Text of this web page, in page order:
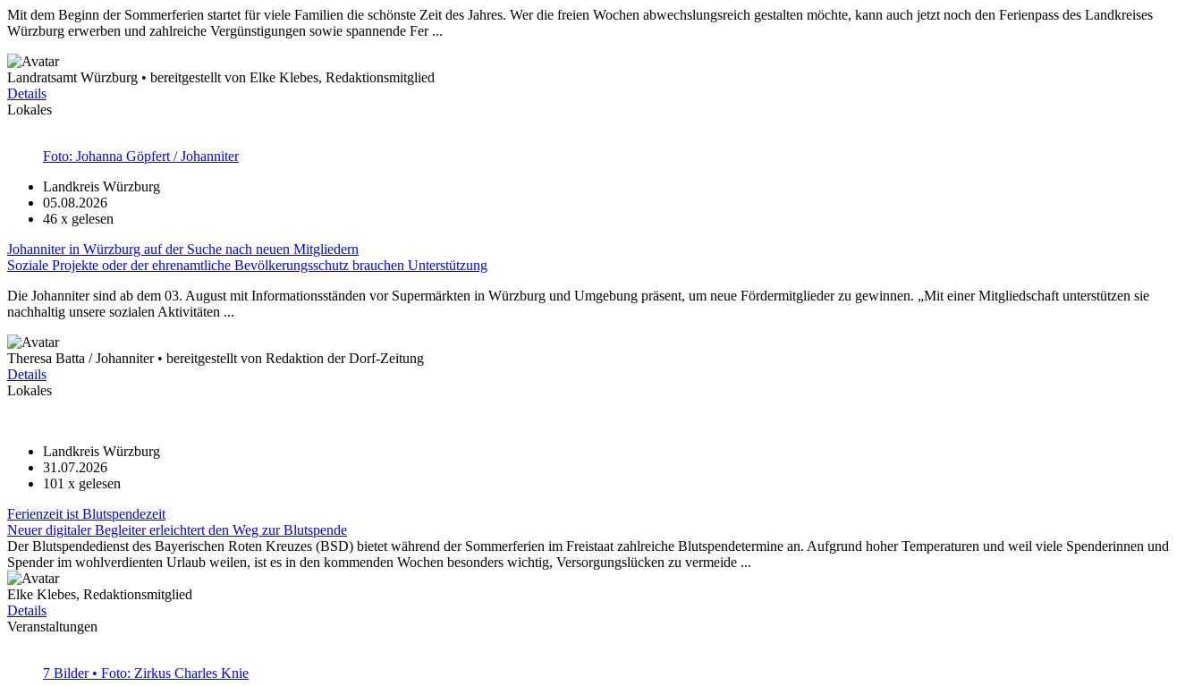
Mit dem Beginn der Sommerferien startet für viele Familien die schönste Zeit des Jahres. Wer die freien Wochen abwechslungsreich gestalten möchte, kann auch jetzt noch den Ferienpass des Landkreises
Würzburg erwerben und zahlreiche Vergünstigungen sowie spannende Fer ...
Landratsamt Würzburg • bereitgestellt von Elke Klebes, Redaktionsmitglied
Details
Lokales
Foto: Johanna Göpfert / Johanniter
Landkreis Würzburg
05.08.2026
46 x gelesen
Johanniter in Würzburg auf der Suche nach neuen Mitgliedern
Soziale Projekte oder der ehrenamtliche Bevölkerungsschutz brauchen Unterstützung
Die Johanniter sind ab dem 03. August mit Informationsständen vor Supermärkten in Würzburg und Umgebung präsent, um neue Fördermitglieder zu gewinnen. „Mit einer Mitgliedschaft unterstützen sie
nachhaltig unsere sozialen Aktivitäten ...
Theresa Batta / Johanniter • bereitgestellt von Redaktion der Dorf-Zeitung
Details
Lokales
Landkreis Würzburg
31.07.2026
101 x gelesen
Ferienzeit ist Blutspendezeit
Neuer digitaler Begleiter erleichtert den Weg zur Blutspende
Der Blutspendedienst des Bayerischen Roten Kreuzes (BSD) bietet während der Sommerferien im Freistaat zahlreiche Blutspendetermine an. Aufgrund hoher Temperaturen und weil viele Spenderinnen und
Spender im wohlverdienten Urlaub weilen, ist es in den kommenden Wochen besonders wichtig, Versorgungslücken zu vermeide ...
Elke Klebes, Redaktionsmitglied
Details
Veranstaltungen
7 Bilder • Foto: Zirkus Charles Knie